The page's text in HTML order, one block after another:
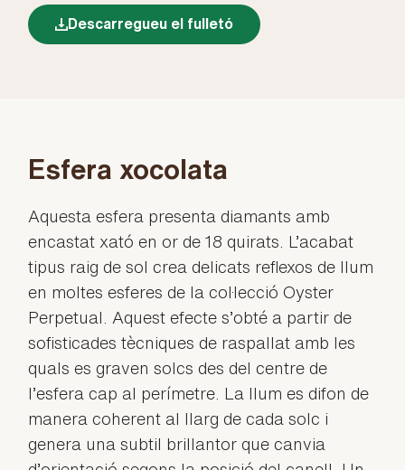
Descarregueu el fulletó
Esfera xocolata
Aquesta esfera presenta diamants amb
encastat xató en or de 18 quirats. L’acabat
tipus raig de sol crea delicats reflexos de llum
en moltes esferes de la col·lecció Oyster
Perpetual. Aquest efecte s’obté a partir de
sofisticades tècniques de raspallat amb les
quals es graven solcs des del centre de
l’esfera cap al perímetre. La llum es difon de
manera coherent al llarg de cada solc i
genera una subtil brillantor que canvia